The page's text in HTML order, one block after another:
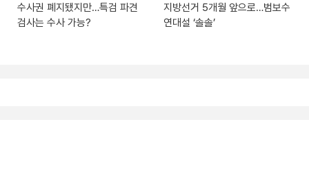
수사권 폐지됐지만…특검 파견
검사는 수사 가능?
지방선거 5개월 앞으로…범보수
연대설 ‘솔솔’